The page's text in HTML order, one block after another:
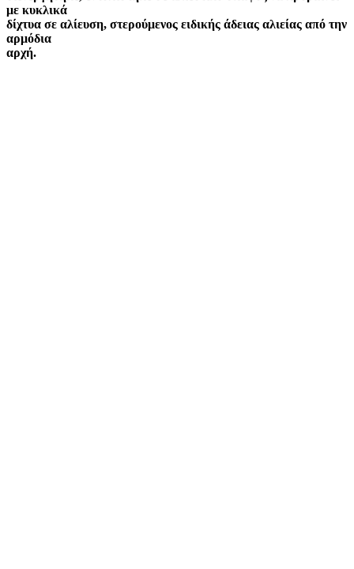
με κυκλικά
δίχτυα σε αλίευση, στερούμενος ειδικής άδειας αλιείας από την
αρμόδια
αρχή.